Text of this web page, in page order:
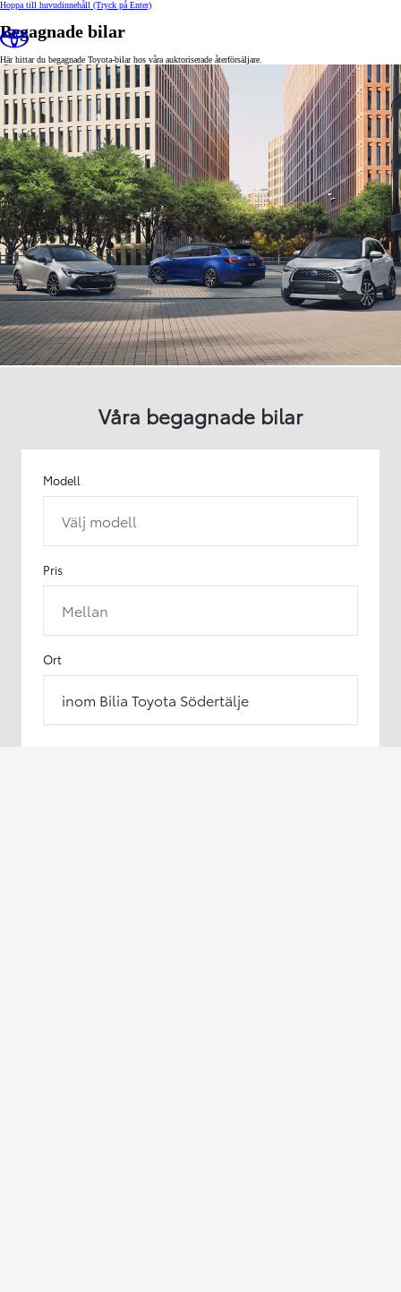
Hoppa till huvudinnehåll (Tryck på Enter)
Begagnade bilar
Här hittar du begagnade Toyota-bilar hos våra auktoriserade återförsäljare.
Våra begagnade bilar
Modell
Välj modell
Pris
Mellan
Ort
inom Bilia Toyota Södertälje